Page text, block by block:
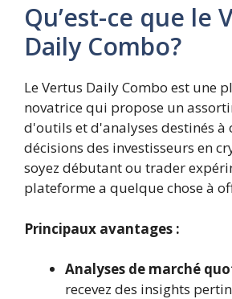
Qu’est-ce que le
Daily Combo?
Le Vertus Daily Combo est une
novatrice qui propose un
d'outils et d'analyses destinés à
décisions des investisseurs en
soyez débutant ou trader
plateforme a quelque chose à
Principaux avantages :
Analyses de marché
recevez des insights